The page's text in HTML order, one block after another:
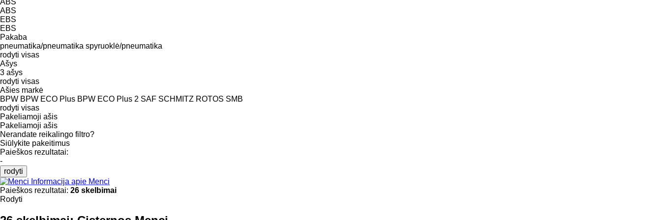
ABS
EBS
EBS
Pakaba
pneumatika/pneumatika spyruoklė/pneumatika
rodyti visas
Ašys
3 ašys
rodyti visas
Ašies markė
BPW BPW ECO Plus BPW ECO Plus 2 SAF SCHMITZ ROTOS SMB
rodyti visas
Pakeliamoji ašis
Pakeliamoji ašis
Nerandate reikalingo filtro?
Siūlykite pakeitimus
Paieškos rezultatai:
-
rodyti
Informacija apie Menci
Paieškos rezultatai: 26 skelbimai
Rodyti